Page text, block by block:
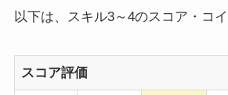
以下は、スキル3～4のスコア・コイ
スコア評価